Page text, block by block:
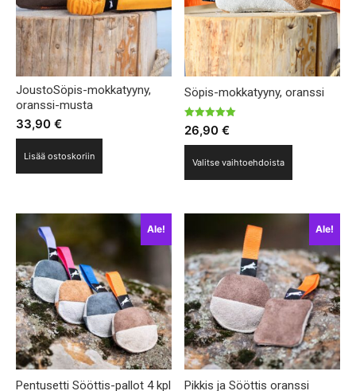
JoustoSöpis-mokkatyyny,
oranssi-musta
33,90 €
Lisää ostoskoriin
Söpis-mokkatyyny, oranssi
Arvostelu
tuotteesta:
5.00
26,90€
Valitse vaihtoehdoista
useampi
muunnelma.
Voit
tehdä
valinnat
tuotteen
sivulla.
Ale!
Pentusetti Sööttis-pallot 4 kpl
Ale!
Pikkis ja Sööttis oranssi